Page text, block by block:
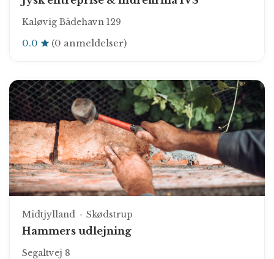
Kaløvig Bådehavn 129
0.0 (0 anmeldelser)
Midtjylland Skødstrup
Hammers udlejning
Segaltvej 8